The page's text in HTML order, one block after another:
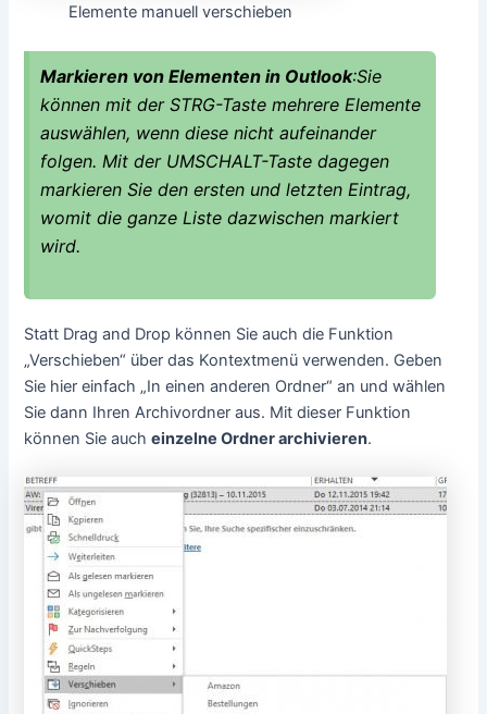
Elemente manuell verschieben
Markieren von Elementen in Outlook:Sie
können mit der STRG-Taste mehrere Elemente
auswählen, wenn diese nicht aufeinander
folgen. Mit der UMSCHALT-Taste dagegen
markieren Sie den ersten und letzten Eintrag,
womit die ganze Liste dazwischen markiert
wird.
Statt Drag and Drop können Sie auch die Funktion
„Verschieben“ über das Kontextmenü verwenden. Geben
Sie hier einfach „In einen anderen Ordner“ an und wählen
Sie dann Ihren Archivordner aus. Mit dieser Funktion
können Sie aucheinzelne Ordner archivieren.